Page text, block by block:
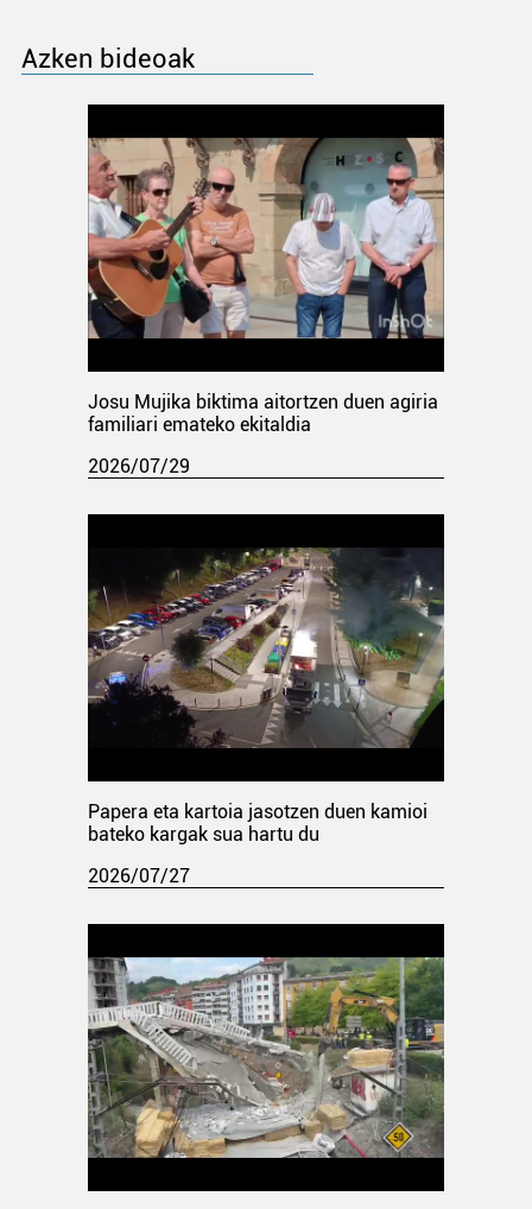
Azken bideoak
Josu Mujika biktima aitortzen duen agiria
familiari emateko ekitaldia
2026/07/29
Papera eta kartoia jasotzen duen kamioi
bateko kargak sua hartu du
2026/07/27